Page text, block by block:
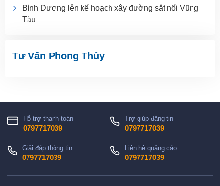
Bình Dương lên kế hoạch xây đường sắt nối Vũng
Tàu
Tư Vấn Phong Thủy
Hỗ trợ thanh toán
0797717039
Trợ giúp đăng tin
0797717039
Giải đáp thông tin
0797717039
Liên hệ quảng cáo
0797717039